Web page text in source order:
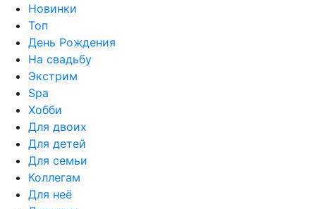
Новинки
Топ
День Рождения
На свадьбу
Экстрим
Spa
Хобби
Для двоих
Для детей
Для семьи
Коллегам
Для неё